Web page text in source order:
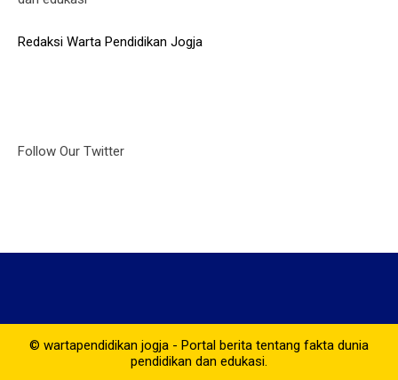
Redaksi Warta Pendidikan Jogja
Follow Our Twitter
© wartapendidikan jogja - Portal berita tentang fakta dunia
pendidikan dan edukasi.